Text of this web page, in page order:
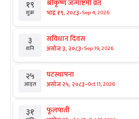
१९
शुक्र
श्रीकृष्ण जन्माष्टमी व्रत
भाद्र १९, २०८३-Sep 4, 2026
३
शनि
संविधान दिवस
असोज ३, २०८३-Sep 19, 2026
२५
आइत
घटस्थापना
असोज २५, २०८३-Oct 11, 2026
३१ फूलपाती